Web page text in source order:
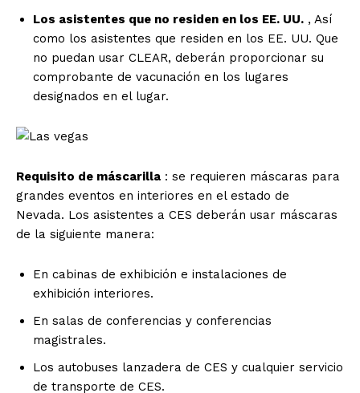
Los asistentes que no residen en los EE. UU. , Así
como los asistentes que residen en los EE. UU. Que
no puedan usar CLEAR, deberán proporcionar su
comprobante de vacunación en los lugares
designados en el lugar.
Requisito de máscarilla : se requieren máscaras para
grandes eventos en interiores en el estado de
Nevada. Los asistentes a CES deberán usar máscaras
de la siguiente manera:
En cabinas de exhibición e instalaciones de
exhibición interiores.
En salas de conferencias y conferencias
magistrales.
Los autobuses lanzadera de CES y cualquier servicio
de transporte de CES.